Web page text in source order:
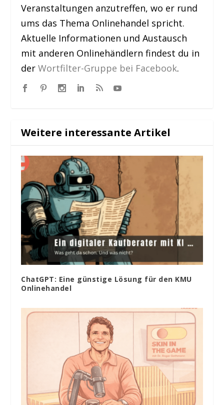
Veranstaltungen anzutreffen, wo er rund
ums das Thema Onlinehandel spricht.
Aktuelle Informationen und Austausch
mit anderen Onlinehändlern findest du in
derWortfilter-Gruppe bei Facebook.
Weitere interessante Artikel
ChatGPT: Eine günstige Lösung für den KMU
Onlinehandel